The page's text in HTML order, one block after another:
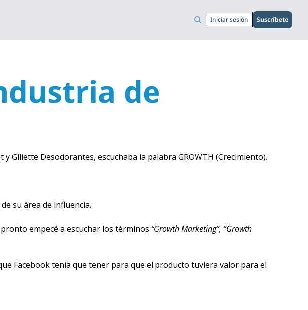
Iniciar sesión Suscríbete
de
Gillette Desodorantes, escuchaba la palabra GROWTH (Crecimiento).
su área de influencia.
empecé a escuchar los términos “Growth Marketing”, “Growth
Facebook tenía que tener para que el producto tuviera valor para el